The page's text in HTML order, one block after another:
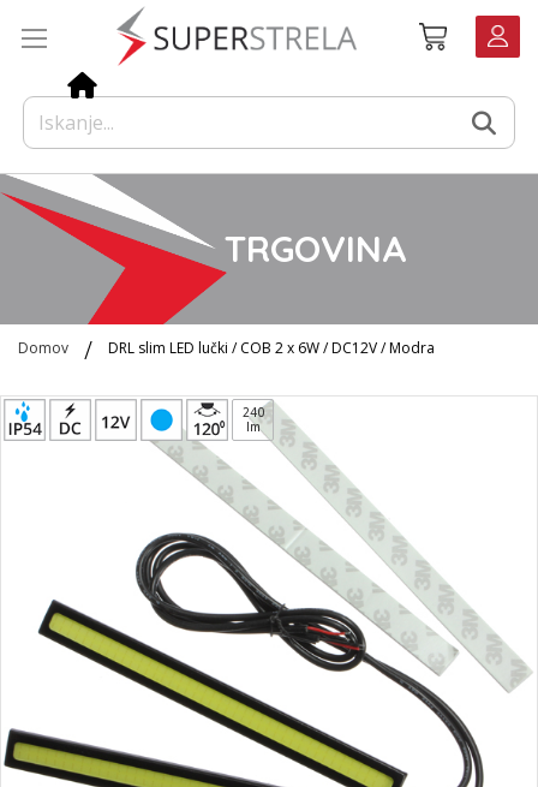
Košarica
TRGOVINA
Domov DRL slim LED lučki / COB 2 x 6W / DC12V / Modra
Preskoči
na
240
lm